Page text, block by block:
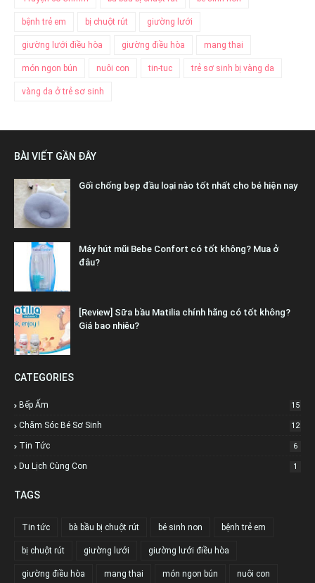
bệnh trẻ em bị chuột rút giường lưới
giường lưới điều hòa giường điều hòa mang thai
món ngon bún nuôi con tin-tuc trẻ sơ sinh bị vàng da
vàng da ở trẻ sơ sinh
BÀI VIẾT GẦN ĐÂY
Gối chống bẹp đầu loại nào tốt nhất cho bé hiện nay
Máy hút mũi Bebe Confort có tốt không? Mua ở
đâu?
[Review] Sữa bầu Matilia chính hãng có tốt không?
Giá bao nhiêu?
CATEGORIES
Bếp Ấm 15
Chăm Sóc Bé Sơ Sinh 12
Tin Tức 6
Du Lịch Cùng Con 1
TAGS
Tin tức bà bầu bị chuột rút bé sinh non bệnh trẻ em
bị chuột rút giường lưới giường lưới điều hòa
giường điều hòa mang thai món ngon bún nuôi con